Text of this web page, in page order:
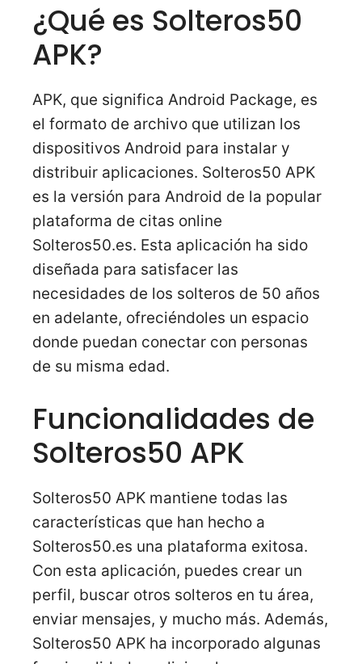
¿Qué es Solteros50
APK?
APK, que significa Android Package, es
el formato de archivo que utilizan los
dispositivos Android para instalar y
distribuir aplicaciones. Solteros50 APK
es la versión para Android de la popular
plataforma de citas online
Solteros50.es. Esta aplicación ha sido
diseñada para satisfacer las
necesidades de los solteros de 50 años
en adelante, ofreciéndoles un espacio
donde puedan conectar con personas
de su misma edad.
Funcionalidades de
Solteros50 APK
Solteros50 APK mantiene todas las
características que han hecho a
Solteros50.es una plataforma exitosa.
Con esta aplicación, puedes crear un
perfil, buscar otros solteros en tu área,
enviar mensajes, y mucho más. Además,
Solteros50 APK ha incorporado algunas